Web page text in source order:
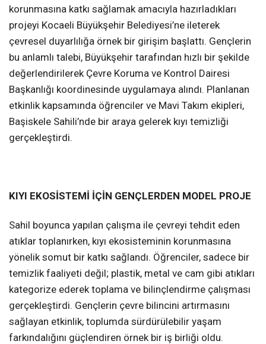
korunmasına katkı sağlamak amacıyla hazırladıkları
projeyi Kocaeli Büyükşehir Belediyesi’ne ileterek
çevresel duyarlılığa örnek bir girişim başlattı. Gençlerin
bu anlamlı talebi, Büyükşehir tarafından hızlı bir şekilde
değerlendirilerek Çevre Koruma ve Kontrol Dairesi
Başkanlığı koordinesinde uygulamaya alındı. Planlanan
etkinlik kapsamında öğrenciler ve Mavi Takım ekipleri,
Başiskele Sahili’nde bir araya gelerek kıyı temizliği
gerçekleştirdi.
KIYI EKOSİSTEMİ İÇİN GENÇLERDEN MODEL PROJE
Sahil boyunca yapılan çalışma ile çevreyi tehdit eden
atıklar toplanırken, kıyı ekosisteminin korunmasına
yönelik somut bir katkı sağlandı. Öğrenciler, sadece bir
temizlik faaliyeti değil; plastik, metal ve cam gibi atıkları
kategorize ederek toplama ve bilinçlendirme çalışması
gerçekleştirdi. Gençlerin çevre bilincini artırmasını
sağlayan etkinlik, toplumda sürdürülebilir yaşam
farkındalığını güçlendiren örnek bir iş birliği oldu.